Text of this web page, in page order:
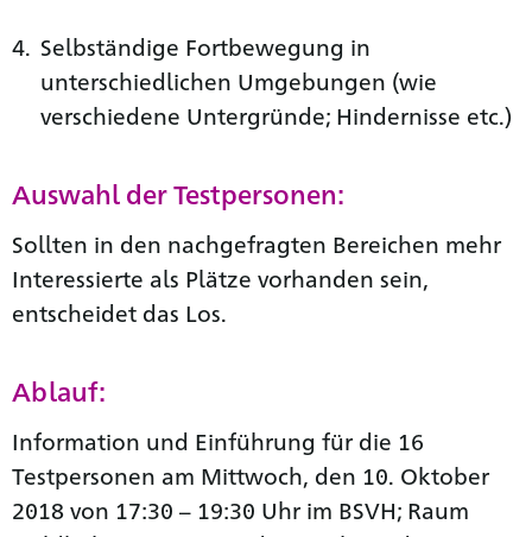
Selbständige Fortbewegung in
unterschiedlichen Umgebungen (wie
verschiedene Untergründe; Hindernisse etc.)
Auswahl der Testpersonen:
Sollten in den nachgefragten Bereichen mehr
Interessierte als Plätze vorhanden sein,
entscheidet das Los.
Ablauf:
Information und Einführung für die 16
Testpersonen am Mittwoch, den 10. Oktober
2018 von 17:30 – 19:30 Uhr im BSVH; Raum